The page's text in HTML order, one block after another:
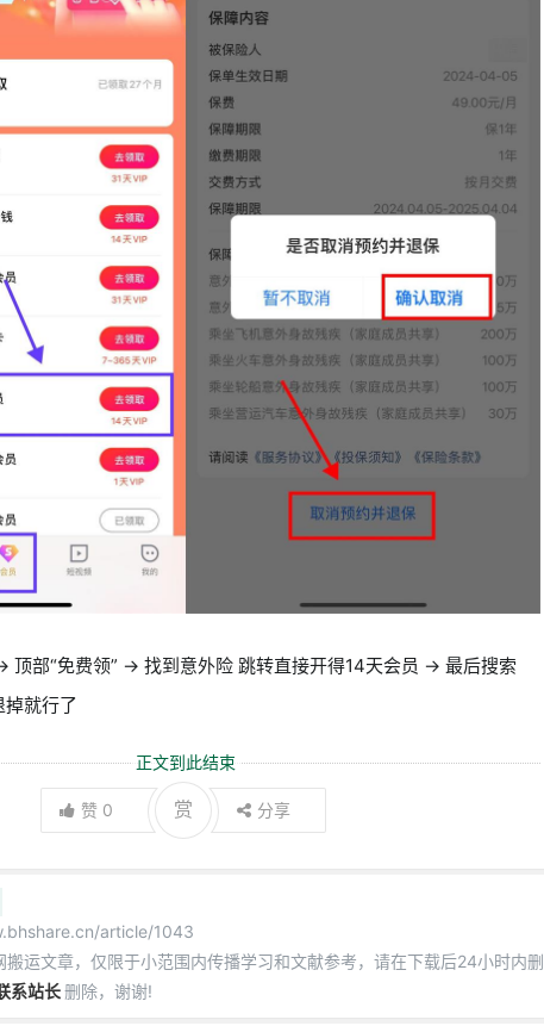
顶部“免费领” → 找到意外险 跳转直接开得14天会员 → 最后搜索
掉就行了
正文到此结束
赞 0 赏 分享
article/1043
搬运文章，仅限于小范围内传播学习和文献参考，请在下载后24小时内删
系站长删除，谢谢!